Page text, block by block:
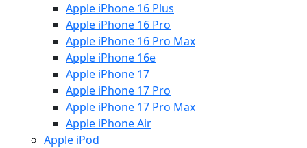
Apple iPhone 16 Plus
Apple iPhone 16 Pro
Apple iPhone 16 Pro Max
Apple iPhone 16e
Apple iPhone 17
Apple iPhone 17 Pro
Apple iPhone 17 Pro Max
Apple iPhone Air
Apple iPod